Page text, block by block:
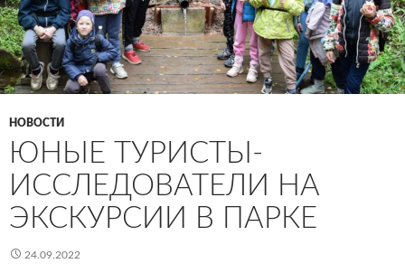
НОВОСТИ
ЮНЫЕ ТУРИСТЫ-
ИССЛЕДОВАТЕЛИ НА
ЭКСКУРСИИ В ПАРКЕ
24.09.2022